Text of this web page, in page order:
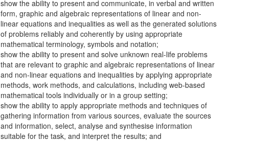
show the ability to present and communicate, in verbal and written
form, graphic and algebraic representations of linear and non-
linear equations and inequalities as well as the generated solutions
of problems reliably and coherently by using appropriate
mathematical terminology, symbols and notation;
show the ability to present and solve unknown real-life problems
that are relevant to graphic and algebraic representations of linear
and non-linear equations and inequalities by applying appropriate
methods, work methods, and calculations, including web-based
mathematical tools individually or in a group setting;
show the ability to apply appropriate methods and techniques of
gathering information from various sources, evaluate the sources
and information, select, analyse and synthesise information
suitable for the task, and interpret the results; and